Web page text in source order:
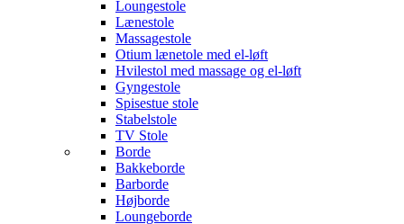
Loungestole
Lænestole
Massagestole
Otium lænetole med el-løft
Hvilestol med massage og el-løft
Gyngestole
Spisestue stole
Stabelstole
TV Stole
Borde
Bakkeborde
Barborde
Højborde
Loungeborde